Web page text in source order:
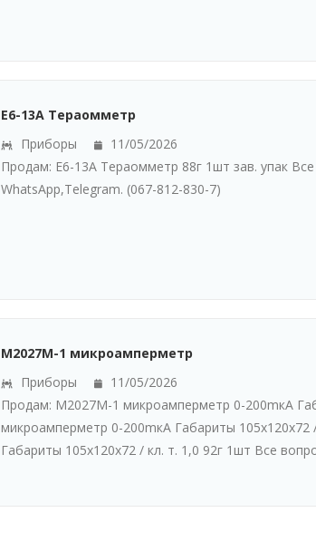
Е6-13А Тераомметр
Приборы
11/05/2026
Продам: Е6-13А Тераомметр 88г 1шт зав. упак
WhatsАpp,Telegram. (067-812-830-7)
М2027М-1 микроамперметр
Приборы
11/05/2026
Продам: М2027М-1 микроамперметр 0-200mкА
микроамперметр 0-200mкА Габариты
Габариты 105х120х72 / кл. т. 1,0 92г 1шт Все